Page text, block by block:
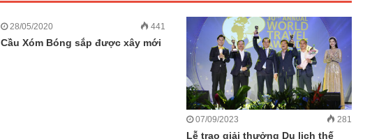
28/05/2020 441
Cầu Xóm Bóng sắp được xây mới
07/09/2023 281
Lễ trao giải thưởng Du lịch thế